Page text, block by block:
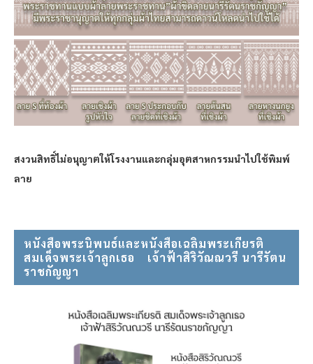
สงวนสิทธิ์ไม่อนุญาตให้โรงงานและกลุ่มอุตสาหกรรมนำไปใช้พิมพ์
ลาย
หนังสือพระนิพนธ์และหนังสือเฉลิมพระเกียรติ
สมเด็จพระเจ้าลูกเธอ⠀ เจ้าฟ้าสิริวัณณวรี นารีรัตน
ราชกัญญา